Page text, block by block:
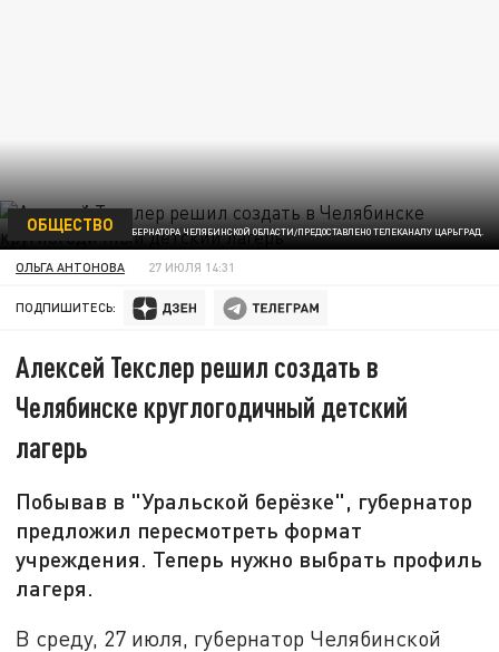
ФОТО: ПРЕСС-СЛУЖБА ГУБЕРНАТОРА ЧЕЛЯБИНСКОЙ ОБЛАСТИ/ПРЕДОСТАВЛЕНО ТЕЛЕКАНАЛУ ЦАРЬГРАД.
ОБЩЕСТВО
ОЛЬГА АНТОНОВА 27 ИЮЛЯ 14:31
ПОДПИШИТЕСЬ:
Алексей Текслер решил создать в
Челябинске круглогодичный детский
лагерь
Побывав в "Уральской берёзке", губернатор
предложил пересмотреть формат
учреждения. Теперь нужно выбрать профиль
лагеря.
В среду, 27 июля, губернатор Челябинской